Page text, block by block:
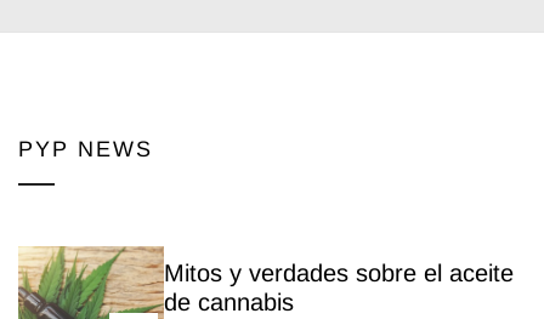
PYP NEWS
Mitos y verdades sobre el aceite
de cannabis